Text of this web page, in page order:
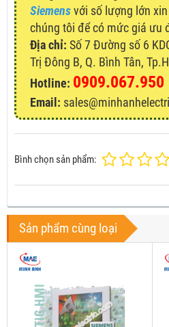
Siemensvới số lượng lớn
chúng tôi để có mức giá ưu
Địa chỉ: Số 7 Đường số 6
Trị Đông B, Q. Bình Tân,
Hotline: 0909.067.950
Email:
Bình chọn sản phẩm:
Sản phẩm cùng loại